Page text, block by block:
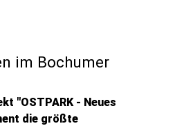
im Bochumer
"OSTPARK - Neues
die größte